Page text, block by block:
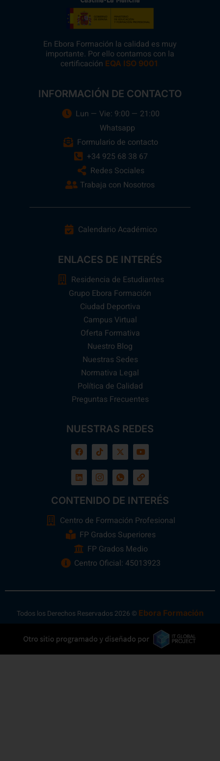
En Ebora Formación la calidad es muy
importante. Por ello contamos con la
certificación EQA ISO 9001
INFORMACIÓN DE CONTACTO
Lun — Vie: 9:00 — 21:00
Whatsapp
Formulario de contacto
+34 925 68 38 67
Redes Sociales
Trabaja con Nosotros
Calendario Académico
ENLACES DE INTERÉS
Residencia de Estudiantes
Grupo Ebora Formación
Ciudad Deportiva
Campus Virtual
Oferta Formativa
Nuestro Blog
Nuestras Sedes
Normativa Legal
Política de Calidad
Preguntas Frecuentes
NUESTRAS REDES
CONTENIDO DE INTERÉS
Centro de Formación Profesional
FP Grados Superiores
FP Grados Medio
Centro Oficial: 45013923
Todos los Derechos Reservados 2026 © Ebora Formación